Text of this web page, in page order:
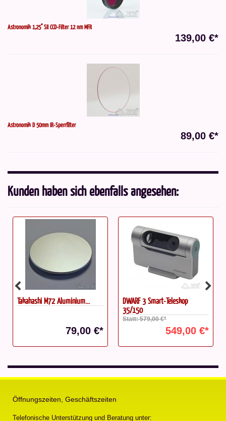
Astronomik 1,25" SII CCD-Filter 12 nm MFR
139,00 €*
Astronomik D 50mm IR-Sperrfilter
89,00 €*
Kunden haben sich ebenfalls angesehen:
Takahashi M72 Aluminium...
79,00 €*
DWARF 3 Smart-Teleskop
35/150
Statt: 579,00 €*
549,00 €*
Öffnungszeiten, Geschäftszeiten
Telefonische Unterstützung und Beratung unter: